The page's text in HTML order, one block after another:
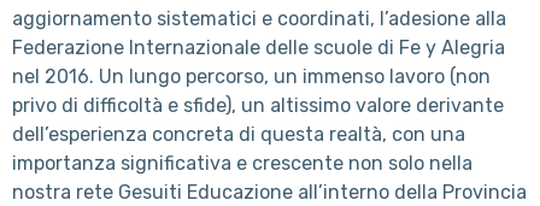
aggiornamento sistematici e coordinati, l’adesione alla
Federazione Internazionale delle scuole di Fe y Alegria
nel 2016. Un lungo percorso, un immenso lavoro (non
privo di difficoltà e sfide), un altissimo valore derivante
dell’esperienza concreta di questa realtà, con una
importanza significativa e crescente non solo nella
nostra rete Gesuiti Educazione all’interno della Provincia